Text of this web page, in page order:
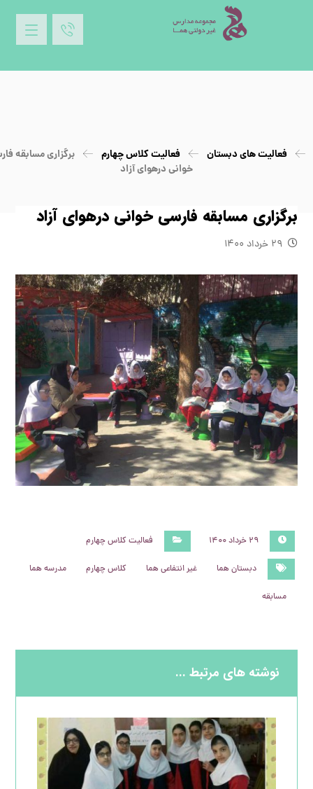
فعالیت های دبستان فعالیت کلاس چهارم
برگزاری مسابقه
خواني درهواي آزاد
برگزاری مسابقه فارسي خواني درهواي آزاد
۲۹ خرداد ۱۴۰۰
۲۹ خرداد ۱۴۰۰ فعالیت کلاس چهارم
دبستان هما غیر انتفاعی هما کلاس چهارم مدرسه هما
مسابقه
نوشته های مرتبط ...